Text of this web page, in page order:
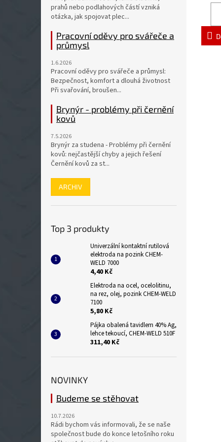
prahů nebo podlahových částí vzniká
otázka, jak spojovat plec...
Pracovní oděvy pro svářeče a
průmysl
1.6.2026
Pracovní oděvy pro svářeče a průmysl:
Bezpečnost, komfort a dlouhá životnost
Při svařování, broušen...
Brynýr - problémy při černění
kovů
7.5.2026
Brynýr za studena - Problémy při černění
kovů: nejčastější chyby a jejich řešení
Černění kovů za st...
ARCHIV
Top 3 produkty
Univerzální kontaktní rutilová
elektroda na pozink CHEM-
WELD 7000
4,40 Kč
Elektroda na ocel, ocelolitinu,
na rez, olej, pozink CHEM-WELD
7100
5,80 Kč
Pájka obalená tavidlem 40% Ag,
lehce tekoucí, CHEM-WELD 510F
311,40 Kč
NOVINKY
Budeme se stěhovat
10.7.2026
Rádi bychom vás informovali, že se naše
společnost bude do konce letošního roku